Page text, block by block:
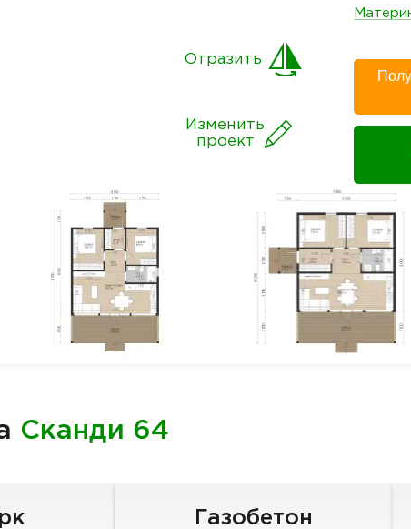
Изменить
проект
Отразить
Сканди 64
Газобетон